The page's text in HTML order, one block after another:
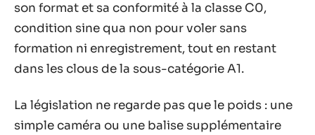
son format et sa conformité à la classe C0,
condition sine qua non pour voler sans
formation ni enregistrement, tout en restant
dans les clous de la sous-catégorie A1.
La législation ne regarde pas que le poids : une
simple caméra ou une balise supplémentaire